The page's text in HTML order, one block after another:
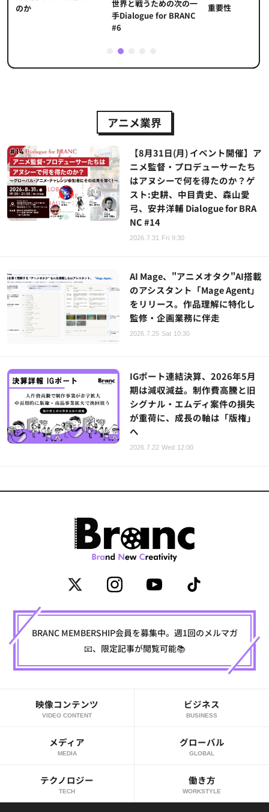
のか
世界と戦うための次の一
手Dialogue for BRANC
#6
重要性
2
アニメ業界
【8月31日(月) イベント開催】ア
ニメ監督・プロデューサーたち
はアヌシーで何を得たのか？ゲ
スト:史耕、中目貴史、森山愛
弓、安井洋輔 Dialogue for BRA
NC #14
2026.7.31 Fri 9:30
AI Mage、"アニメオタク"AI搭載
のアシスタント「Mage Agent」
をリリース。作品理解に特化し
監修・企画業務に伴走
2026.7.25 Sat 10:30
IGポート連結決算、2026年5月
期は減収減益。制作費高騰と旧
シグナル・エムディ案件の損失
が重荷に、成長の軸は「版権」
へ
2026.7.22 Wed 12:00
BRANC MEMBERSHIP会員を募集中。週1回のメルマガ
📧、限定記事が閲覧可能📚
映像コンテンツ
VIDEO CONTENT
ビジネス
BUSINESS
メディア
MEDIA
グローバル
GLOBAL
テクノロジー
TECH
働き方
WORKSTYLE